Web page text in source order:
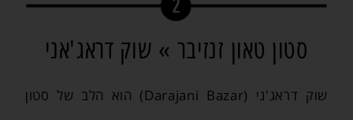
סטון טאון זנזיבר » שוק דראג'אני
שוק דראג'ני (Darajani Bazar) הוא הלב של סטון